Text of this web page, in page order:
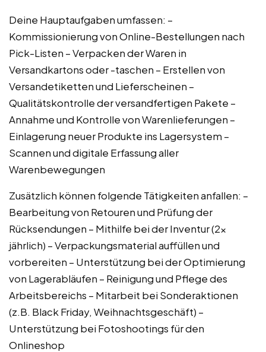
Deine Hauptaufgaben umfassen: –
Kommissionierung von Online-Bestellungen nach
Pick-Listen – Verpacken der Waren in
Versandkartons oder -taschen – Erstellen von
Versandetiketten und Lieferscheinen –
Qualitätskontrolle der versandfertigen Pakete –
Annahme und Kontrolle von Warenlieferungen –
Einlagerung neuer Produkte ins Lagersystem –
Scannen und digitale Erfassung aller
Warenbewegungen
Zusätzlich können folgende Tätigkeiten anfallen: –
Bearbeitung von Retouren und Prüfung der
Rücksendungen – Mithilfe bei der Inventur (2x
jährlich) – Verpackungsmaterial auffüllen und
vorbereiten – Unterstützung bei der Optimierung
von Lagerabläufen – Reinigung und Pflege des
Arbeitsbereichs – Mitarbeit bei Sonderaktionen
(z.B. Black Friday, Weihnachtsgeschäft) –
Unterstützung bei Fotoshootings für den
Onlineshop